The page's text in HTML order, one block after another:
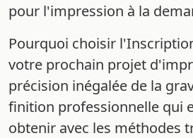
pour l'impression à la
Pourquoi choisir
votre prochain projet
précision inégalée de la
finition professionnelle qui
obtenir avec les méthodes